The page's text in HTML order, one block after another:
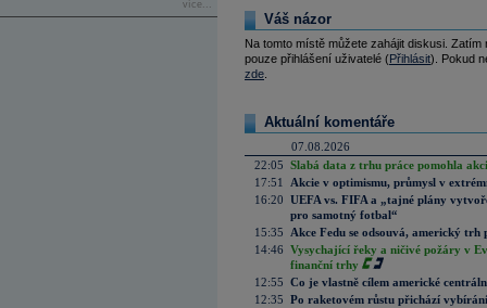
více...
Váš názor
Na tomto místě můžete zahájit diskusi.
pouze přihlášení uživatelé (Přihlásit). Pokud
zde
Aktuální komentáře
07.08.2026
22:05 Slabá data z trhu práce pomohla
17:51
Akcie v optimismu, průmysl v
16:20 UEFA vs. FIFA a „tajné plány
pro samotný fotbal“
15:35
Akce Fedu se odsouvá, americký
14:46 Vysychající řeky a ničivé požáry v
finanční trhy
12:55 Co je vlastně cílem americké
12:35 Po raketovém růstu přichází